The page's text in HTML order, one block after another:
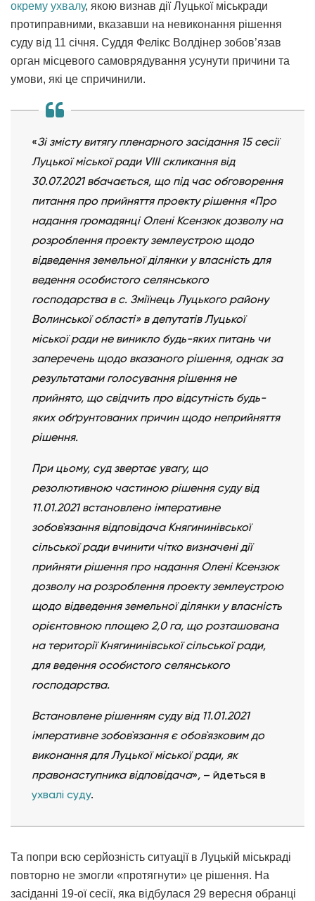
окрему ухвалу, якою визнав дії Луцької міськради
протиправними, вказавши на невиконання рішення
суду від 11 січня. Суддя Фелікс Волдінер зобов’язав
орган місцевого самоврядування усунути причини та
умови, які це спричинили.
«Зі змісту витягу пленарного засідання 15 сесії
Луцької міської ради VIII скликання від
30.07.2021 вбачається, що під час обговорення
питання про прийняття проекту рішення «Про
надання громадянці Олені Ксензюк дозволу на
розроблення проекту землеустрою щодо
відведення земельної ділянки у власність для
ведення особистого селянського
господарства в с. Зміїнець Луцького району
Волинської області» в депутатів Луцької
міської ради не виникло будь-яких питань чи
заперечень щодо вказаного рішення, однак за
результатами голосування рішення не
прийнято, що свідчить про відсутність будь-
яких обґрунтованих причин щодо неприйняття
рішення.
При цьому, суд звертає увагу, що
резолютивною частиною рішення суду від
11.01.2021 встановлено імперативне
зобов`язання відповідача Княгининівської
сільської ради вчинити чітко визначені дії
прийняти рішення про надання Олені Ксензюк
дозволу на розроблення проекту землеустрою
щодо відведення земельної ділянки у власність
орієнтовною площею 2,0 га, що розташована
на території Княгининівської сільської ради,
для ведення особистого селянського
господарства.
Встановлене рішенням суду від 11.01.2021
імперативне зобов`язання є обов`язковим до
виконання для Луцької міської ради, як
правонаступника відповідача», – йдеться в
ухвалі суду.
Та попри всю серйозність ситуації в Луцькій міськраді
повторно не змогли «протягнути» це рішення. На
засіданні 19-ої сесії, яка відбулася 29 вересня обранці